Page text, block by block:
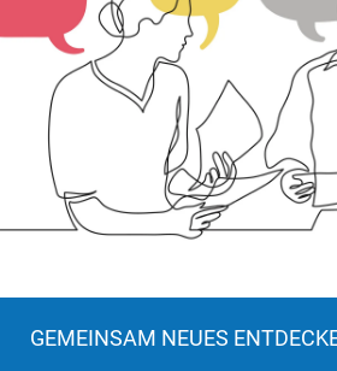
GEMEINSAM NEUES